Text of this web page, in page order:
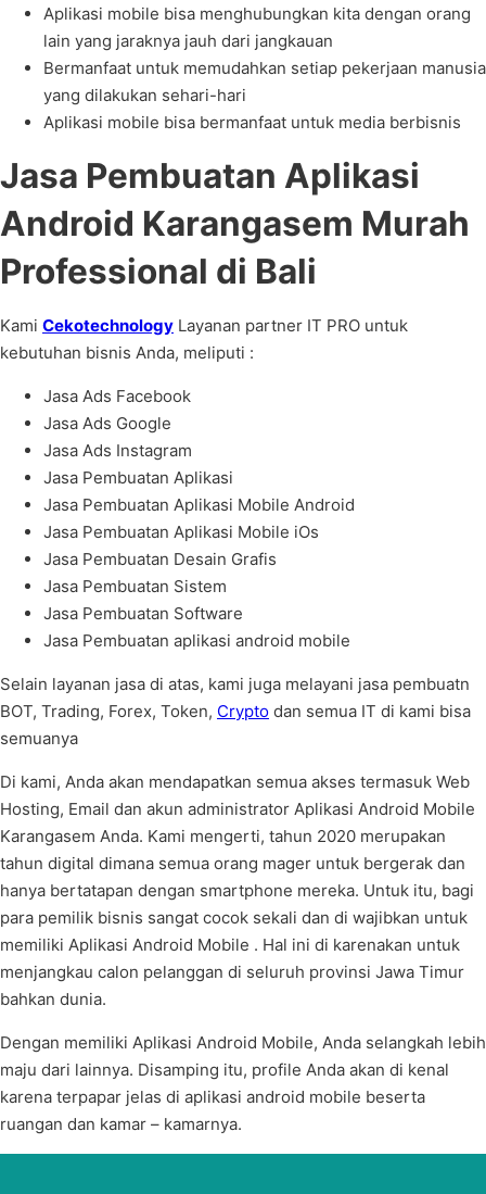
Aplikasi mobile bisa menghubungkan kita dengan orang
lain yang jaraknya jauh dari jangkauan
Bermanfaat untuk memudahkan setiap pekerjaan manusia
yang dilakukan sehari-hari
Aplikasi mobile bisa bermanfaat untuk media berbisnis
Jasa Pembuatan Aplikasi
Android Karangasem Murah
Professional di Bali
Kami Cekotechnology Layanan partner IT PRO untuk
kebutuhan bisnis Anda, meliputi :
Jasa Ads Facebook
Jasa Ads Google
Jasa Ads Instagram
Jasa Pembuatan Aplikasi
Jasa Pembuatan Aplikasi Mobile Android
Jasa Pembuatan Aplikasi Mobile iOs
Jasa Pembuatan Desain Grafis
Jasa Pembuatan Sistem
Jasa Pembuatan Software
Jasa Pembuatan aplikasi android mobile
Selain layanan jasa di atas, kami juga melayani jasa pembuatn
BOT, Trading, Forex, Token, Crypto dan semua IT di kami bisa
semuanya
Di kami, Anda akan mendapatkan semua akses termasuk Web
Hosting, Email dan akun administrator Aplikasi Android Mobile
Karangasem Anda. Kami mengerti, tahun 2020 merupakan
tahun digital dimana semua orang mager untuk bergerak dan
hanya bertatapan dengan smartphone mereka. Untuk itu, bagi
para pemilik bisnis sangat cocok sekali dan di wajibkan untuk
memiliki Aplikasi Android Mobile . Hal ini di karenakan untuk
menjangkau calon pelanggan di seluruh provinsi Jawa Timur
bahkan dunia.
Dengan memiliki Aplikasi Android Mobile, Anda selangkah lebih
maju dari lainnya. Disamping itu, profile Anda akan di kenal
karena terpapar jelas di aplikasi android mobile beserta
ruangan dan kamar – kamarnya.